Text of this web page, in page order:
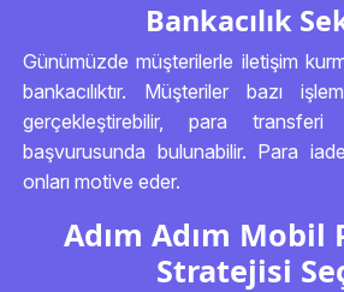
Bankacılık
Günümüzde müşterilerle iletişim
bankacılıktır. Müşteriler bazı
gerçekleştirebilir, para
başvurusunda bulunabilir. Para
onları motive eder.
Adım Adım Mobil
Stratejisi